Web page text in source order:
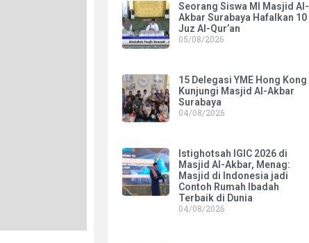
Seorang Siswa MI Masjid Al-
Akbar Surabaya Hafalkan 10
Juz Al-Qur’an
05/08/2026
15 Delegasi YME Hong Kong
Kunjungi Masjid Al-Akbar
Surabaya
04/08/2026
Istighotsah IGIC 2026 di
Masjid Al-Akbar, Menag:
Masjid di Indonesia jadi
Contoh Rumah Ibadah
Terbaik di Dunia
04/08/2026